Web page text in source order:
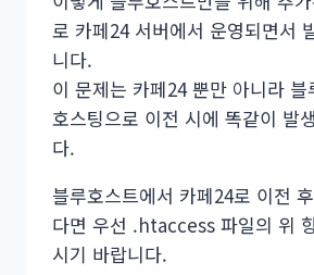
로 카페24 서버에서 운영되면서
니다.
이 문제는 카페24 뿐만 아니라
호스팅으로 이전 시에 똑같이 발
다.
블루호스트에서 카페24로 이전
다면 우선 .htaccess 파일의 위
시기 바랍니다.